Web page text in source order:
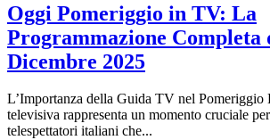
Oggi Pomeriggio in TV: La
Programmazione Completa
Dicembre 2025
L’Importanza della Guida TV nel Pomeriggio
televisiva rappresenta un momento cruciale
telespettatori italiani che...